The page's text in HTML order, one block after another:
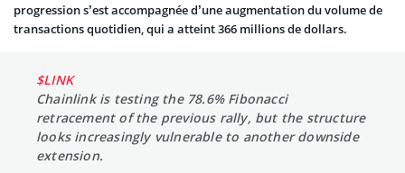
progression s’est accompagnée d’une augmentation du volume de
transactions quotidien, qui a atteint 366 millions de dollars.
$LINK
Chainlink is testing the 78.6% Fibonacci
retracement of the previous rally, but the structure
looks increasingly vulnerable to another downside
extension.